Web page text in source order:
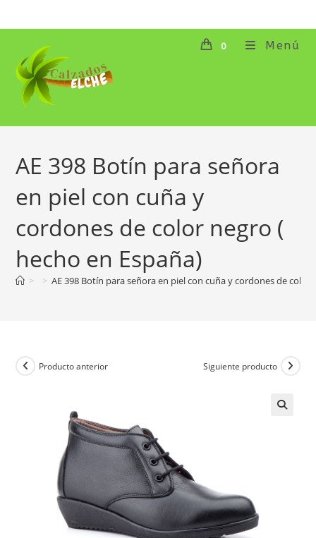
al
contenido
0 Menú
AE 398 Botín para señora
en piel con cuña y
cordones de color negro (
hecho en España)
> > AE 398 Botín para señora en piel con cuña y cordones de color
Producto anterior Siguiente producto